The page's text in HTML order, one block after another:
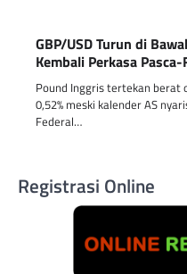
GBP/USD Turun di
Kembali Perkasa Pasca-
Pound Inggris tertekan berat
0,52% meski kalender AS
Federal…
Registrasi Online